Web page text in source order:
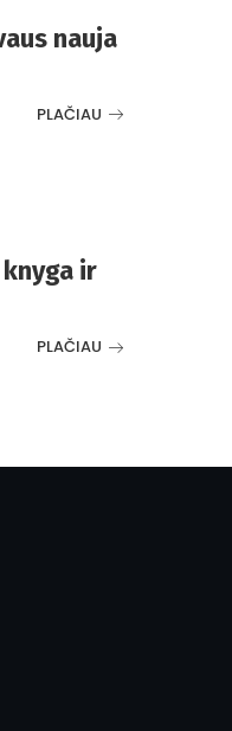
nauja
PLAČIAU
ir
PLAČIAU